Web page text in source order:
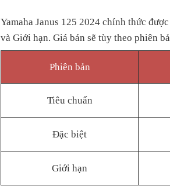
Yamaha Janus 125 2024 chính thức
và Giới hạn. Giá bán sẽ tùy theo phiên
Phiên bản
Tiêu chuẩn
Đặc biệt
Giới hạn